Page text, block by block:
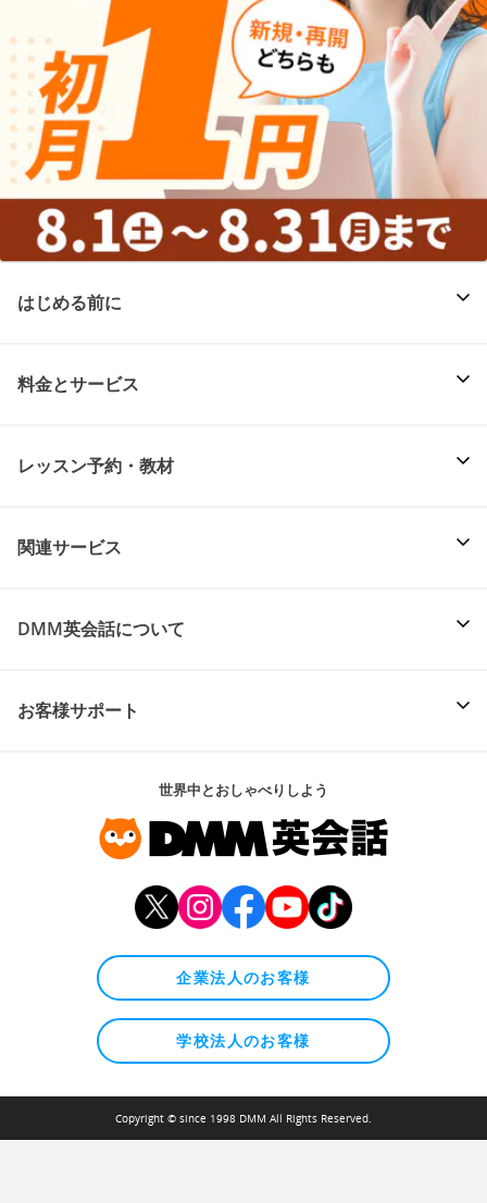
はじめる前に
料金とサービス
レッスン予約・教材
関連サービス
DMM英会話について
お客様サポート
世界中とおしゃべりしよう
企業法人のお客様
学校法人のお客様
Copyright © since 1998 DMM All Rights Reserved.